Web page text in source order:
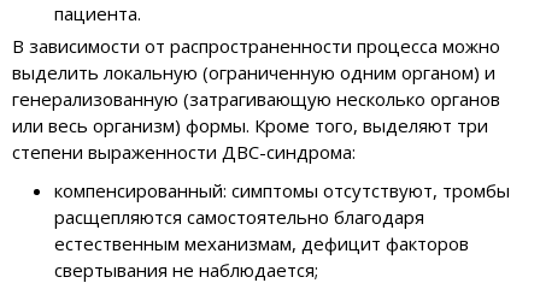
пациента.
В зависимости от распространенности процесса можно
выделить локальную (ограниченную одним органом) и
генерализованную (затрагивающую несколько органов
или весь организм) формы. Кроме того, выделяют три
степени выраженности ДВС-синдрома:
компенсированный: симптомы отсутствуют, тромбы
расщепляются самостоятельно благодаря
естественным механизмам, дефицит факторов
свертывания не наблюдается;